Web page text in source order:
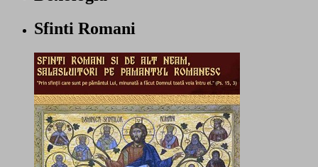
Sfinti Romani